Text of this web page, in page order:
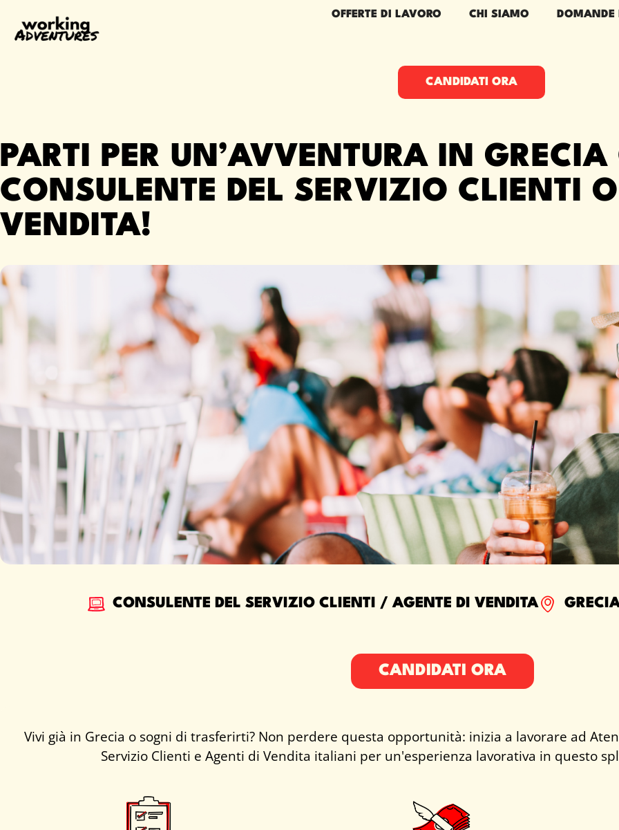
OFFERTE DI LAVORO CHI SIAMO DOMANDE
CANDIDATI ORA
PARTI PER UN’AVVENTURA IN GRECIA
CONSULENTE DEL SERVIZIO CLIENTI
VENDITA!
CONSULENTE DEL SERVIZIO CLIENTI / AGENTE DI VENDITA
CANDIDATI ORA
Vivi già in Grecia o sogni di trasferirti? Non perdere questa opportunità: inizia a lavorare ad
Servizio Clienti e Agenti di Vendita italiani per un'esperienza lavorativa in questo